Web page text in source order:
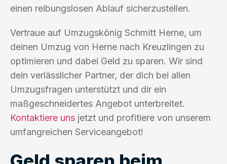
einen reibungslosen Ablauf sicherzustellen.
Vertraue auf Umzugskönig Schmitt Herne, um
deinen Umzug von Herne nach Kreuzlingen zu
optimieren und dabei Geld zu sparen. Wir sind
dein verlässlicher Partner, der dich bei allen
Umzugsfragen unterstützt und dir ein
maßgeschneidertes Angebot unterbreitet.
Kontaktiere uns jetzt und profitiere von unserem
umfangreichen Serviceangebot!